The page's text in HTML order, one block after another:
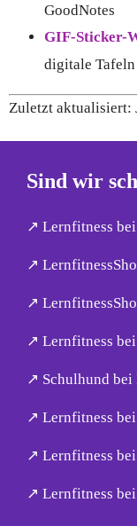
GoodNotes
GIF-Sticker-
digitale Tafeln
Zuletzt aktualisiert:
Sind wir
↗︎ Lernfitness
↗︎
↗︎
↗︎ Lernfitness
↗︎ Schulhund bei
↗︎ Lernfitness
↗︎ Lernfitness
↗︎ Lernfitness bei